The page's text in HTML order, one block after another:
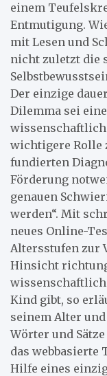
einem
Entmutigung.
mit Lesen und
nicht zuletzt die
Der einzige
Dilemma sei
wichtigere Rolle
fundierten
Förderung
genauen
werden“. Mit
neues Online-
Altersstufen zur
Hinsicht
Kind gibt, so
seinem Alter
Wörter und
das webbasierte
Hilfe eines